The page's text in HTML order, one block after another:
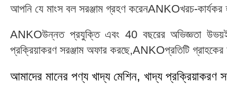
আপনি যে মাংস বল সরঞ্জাম গ্রহণ করেনANKOখরচ-কার্যকর
ANKOউন্নত প্রযুক্তি এবং 40 বছরের অভিজ্ঞতা উভয়ই
প্রক্রিয়াকরণ সরঞ্জাম অফার করছে,ANKOপ্রতিটি গ্রাহকের
আমাদের মানের পণ্য খাদ্য মেশিন, খাদ্য প্রক্রিয়াকরণ